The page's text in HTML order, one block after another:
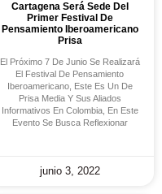
Cartagena Será Sede Del
Primer Festival De
Pensamiento Iberoamericano
Prisa
El Próximo 7 De Junio Se Realizará
El Festival De Pensamiento
Iberoamericano, Este Es Un De
Prisa Media Y Sus Aliados
Informativos En Colombia, En Este
Evento Se Busca Reflexionar
junio 3, 2022